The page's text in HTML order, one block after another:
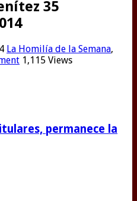
35
La Homilía de la Semana,
1,115 Views
permanece la